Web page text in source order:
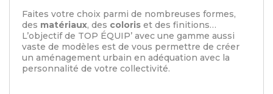
Faites votre choix parmi de nombreuses formes,
des matériaux, des coloris et des finitions…
L’objectif de TOP ÉQUIP’ avec une gamme aussi
vaste de modèles est de vous permettre de créer
un aménagement urbain en adéquation avec la
personnalité de votre collectivité.